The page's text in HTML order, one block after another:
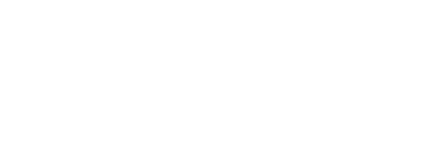
Revsuddevägen - Värsnäs
där natur och kultur vävts samman i århundraden.